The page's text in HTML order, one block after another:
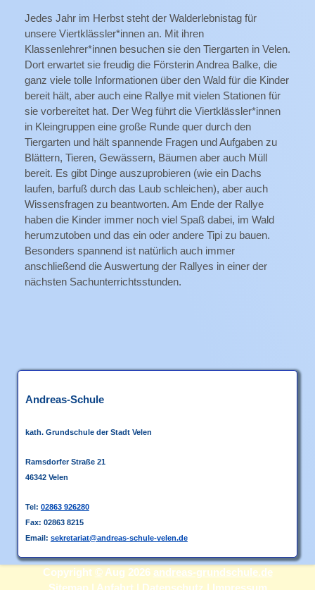
Jedes Jahr im Herbst steht der Walderlebnistag für
unsere Viertklässler*innen an. Mit ihren
Klassenlehrer*innen besuchen sie den Tiergarten in Velen.
Dort erwartet sie freudig die Försterin Andrea Balke, die
ganz viele tolle Informationen über den Wald für die Kinder
bereit hält, aber auch eine Rallye mit vielen Stationen für
sie vorbereitet hat. Der Weg führt die Viertklässler*innen
in Kleingruppen eine große Runde quer durch den
Tiergarten und hält spannende Fragen und Aufgaben zu
Blättern, Tieren, Gewässern, Bäumen aber auch Müll
bereit. Es gibt Dinge auszuprobieren (wie ein Dachs
laufen, barfuß durch das Laub schleichen), aber auch
Wissensfragen zu beantworten. Am Ende der Rallye
haben die Kinder immer noch viel Spaß dabei, im Wald
herumzutoben und das ein oder andere Tipi zu bauen.
Besonders spannend ist natürlich auch immer
anschließend die Auswertung der Rallyes in einer der
nächsten Sachunterrichtsstunden.
Andreas-Schule
kath. Grundschule der Stadt Velen
Ramsdorfer Straße 21
46342 Velen
Tel: 02863 926280
Fax: 02863 8215
Email: sekretariat@andreas-schule-velen.de
Copyright ©Aug 2026 andreas-grundschule.de